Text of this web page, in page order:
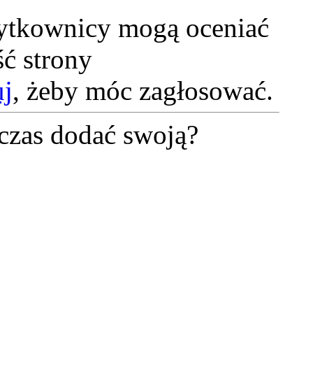
mogą oceniać
strony
, żeby móc zagłosować.
dodać swoją?